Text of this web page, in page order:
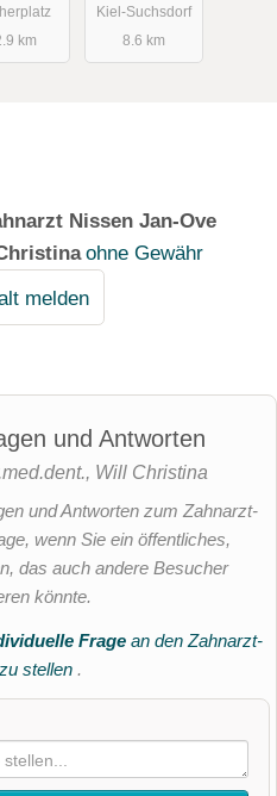
km
Kiel-Suchsdorf
8.6 km
Nissen Jan-Ove
ohne Gewähr
melden
und Antworten
Will Christina
und Antworten zum Zahnarzt-
wenn Sie ein öffentliches,
das auch andere Besucher
könnte.
Fragean den Zahnarzt-
stellen .